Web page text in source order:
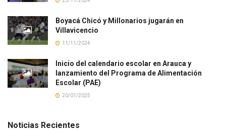
Boyacá Chicó y Millonarios jugarán en
Villavicencio
11/11/2024
Inicio del calendario escolar en Arauca y
lanzamiento del Programa de Alimentación
Escolar (PAE)
20/01/2025
Noticias Recientes